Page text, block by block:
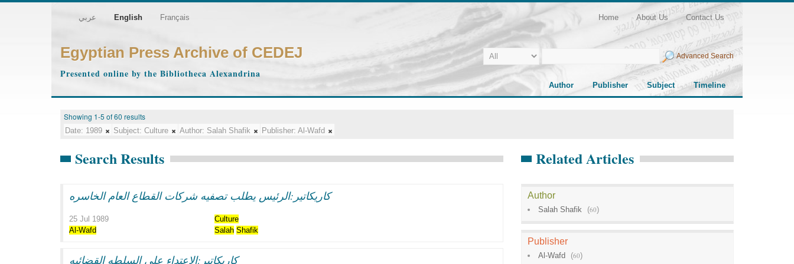
عربي English Français Home About Us Contact Us
Egyptian Press Archive of CEDEJ
Presented online by the Bibliotheca Alexandrina
Advanced Search
Author Publisher Subject Timeline
Showing 1-5 of 60 results
Date: 1989 Subject: Culture Author: Salah Shafik Publisher: Al-Wafd
Search Results
كاريكاتير:الرئيس يطلب تصفيه شركات القطاع العام الخاسره
25 Jul 1989
Culture
Al-Wafd
Salah Shafik
كاريكاتير:الاعتداء على السلطه القضائيه
Related Articles
Author
Salah Shafik (60)
Publisher
Al-Wafd (60)